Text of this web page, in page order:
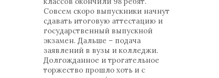
Совсем скоро выпускники начнут
сдавать итоговую аттестацию и
государственный выпускной
экзамен. Дальше – подача
заявлений в вузы и колледжи.
Долгожданное и трогательное
торжество прошло хоть и с